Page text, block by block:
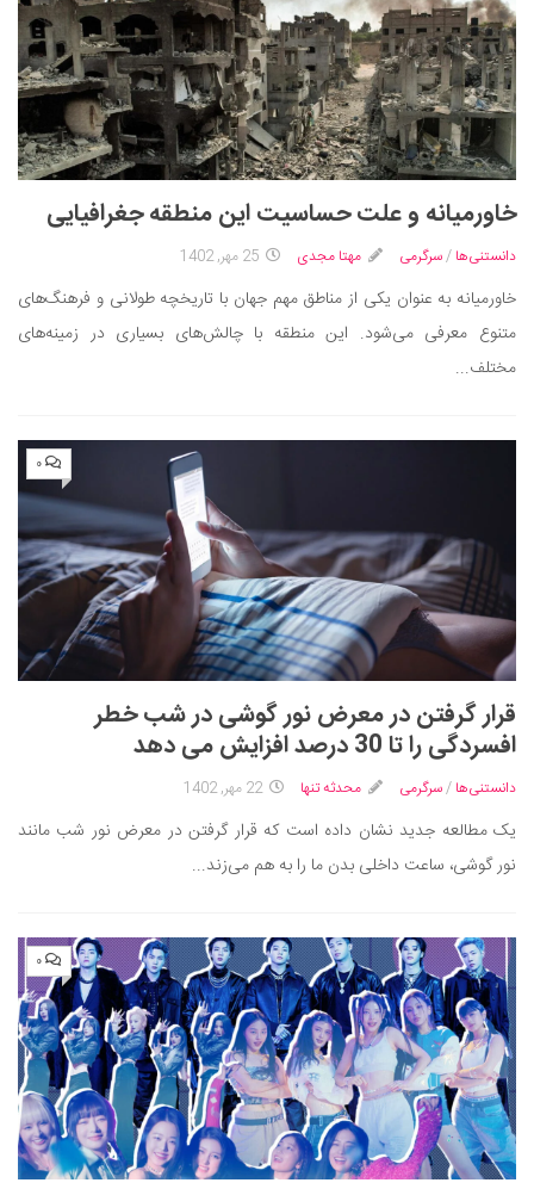
خاورمیانه و علت حساسیت این منطقه جغرافیایی
دانستنی‌ها /سرگرمی مهتا مجدی 25 مهر, 1402
خاورمیانه به عنوان یکی از مناطق مهم جهان با تاریخچه طولانی و فرهنگ‌های
متنوع معرفی می‌شود. این منطقه با چالش‌های بسیاری در زمینه‌های
مختلف...
۰
قرار گرفتن در معرض نور گوشی در شب خطر
افسردگی را تا 30 درصد افزایش می‌ دهد
دانستنی‌ها /سرگرمی محدثه تنها 22 مهر, 1402
یک مطالعه جدید نشان داده است که قرار گرفتن در معرض نور شب مانند
نور گوشی، ساعت داخلی بدن ما را به هم می‌زند...
۰